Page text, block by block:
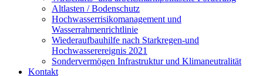
Altlasten / Bodenschutz
Hochwasserrisikomanagement und
Wasserrahmenrichtlinie
Wiederaufbauhilfe nach Starkregen-und
Hochwasserereignis 2021
Sondervermögen Infrastruktur und Klimaneutralität
Kontakt